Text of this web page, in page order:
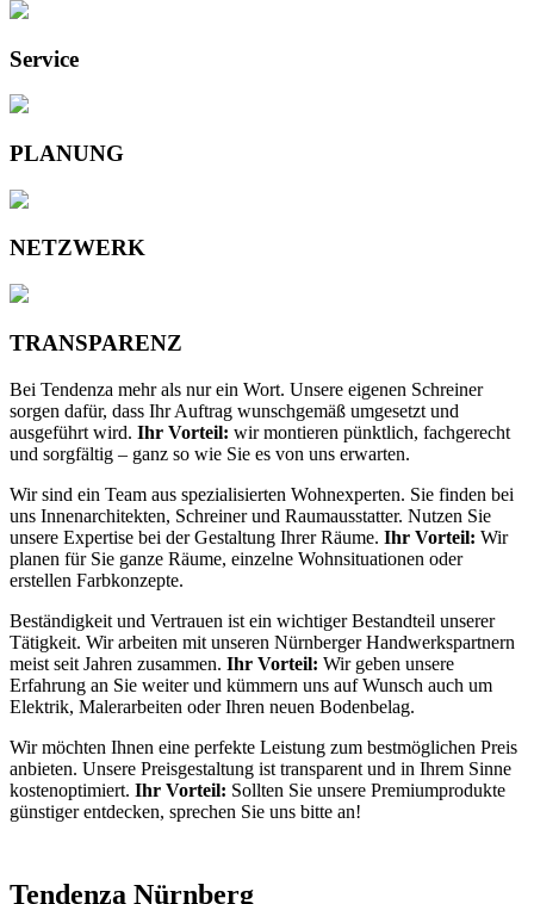
Service
PLANUNG
NETZWERK
TRANSPARENZ
Bei Tendenza mehr als nur ein Wort. Unsere eigenen Schreiner
sorgen dafür, dass Ihr Auftrag wunschgemäß umgesetzt und
ausgeführt wird. Ihr Vorteil: wir montieren pünktlich, fachgerecht
und sorgfältig – ganz so wie Sie es von uns erwarten.
Wir sind ein Team aus spezialisierten Wohnexperten. Sie finden bei
uns Innenarchitekten, Schreiner und Raumausstatter. Nutzen Sie
unsere Expertise bei der Gestaltung Ihrer Räume. Ihr Vorteil: Wir
planen für Sie ganze Räume, einzelne Wohnsituationen oder
erstellen Farbkonzepte.
Beständigkeit und Vertrauen ist ein wichtiger Bestandteil unserer
Tätigkeit. Wir arbeiten mit unseren Nürnberger Handwerkspartnern
meist seit Jahren zusammen. Ihr Vorteil: Wir geben unsere
Erfahrung an Sie weiter und kümmern uns auf Wunsch auch um
Elektrik, Malerarbeiten oder Ihren neuen Bodenbelag.
Wir möchten Ihnen eine perfekte Leistung zum bestmöglichen Preis
anbieten. Unsere Preisgestaltung ist transparent und in Ihrem Sinne
kostenoptimiert. Ihr Vorteil: Sollten Sie unsere Premiumprodukte
günstiger entdecken, sprechen Sie uns bitte an!
Tendenza Nürnberg